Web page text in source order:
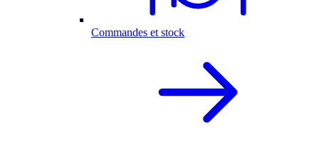
Commandes et stock